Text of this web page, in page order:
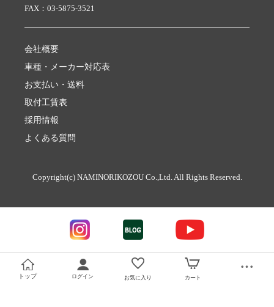
FAX：03-5875-3521
会社概要
車種・メーカー対応表
お支払い・送料
取付工賃表
採用情報
よくある質問
Copyright(c) NAMINORIKOZOU Co.,Ltd. All Rights Reserved.
トップ ログイン お気に入り カート